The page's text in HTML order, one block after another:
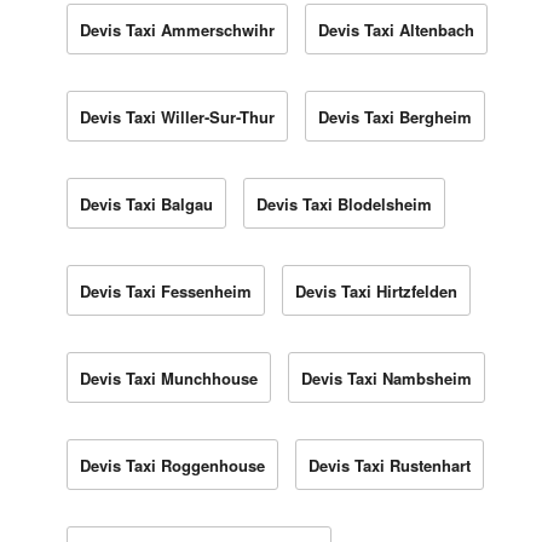
Devis Taxi Ammerschwihr Devis Taxi Altenbach
Devis Taxi Willer-Sur-Thur Devis Taxi Bergheim
Devis Taxi Balgau Devis Taxi Blodelsheim
Devis Taxi Fessenheim Devis Taxi Hirtzfelden
Devis Taxi Munchhouse Devis Taxi Nambsheim
Devis Taxi Roggenhouse Devis Taxi Rustenhart